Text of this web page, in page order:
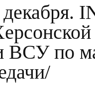
ВСУ по